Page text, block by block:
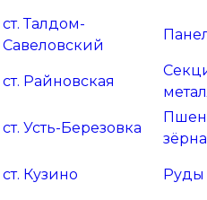
ст. Талдом-
Савеловский
ст. Райновская
ст. Усть-Березовка
ст. Кузино Руды